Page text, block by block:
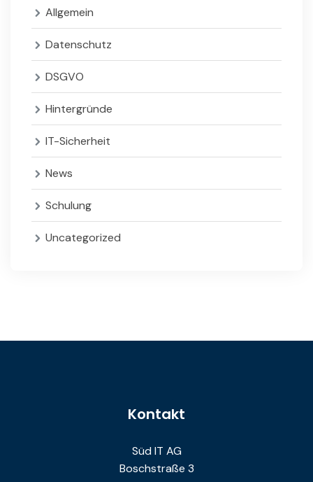
Allgemein
Datenschutz
DSGVO
Hintergründe
IT-Sicherheit
News
Schulung
Uncategorized
Kontakt
Süd IT AG
Boschstraße 3